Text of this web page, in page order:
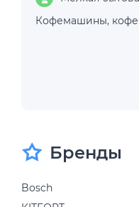
Кофемашины,
Бренды
Bosch